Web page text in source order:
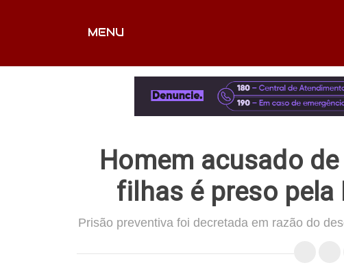
MENU
Homem acusado
filhas é preso pela
Prisão preventiva foi decretada em razão do